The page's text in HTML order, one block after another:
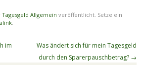
Tagesgeld Allgemein veröffentlicht. Setze ein
.
im
Was ändert sich für mein Tagesgeld
durch den Sparerpauschbetrag? →